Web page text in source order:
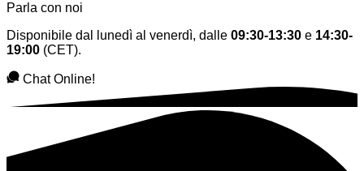
Parla con noi
Disponibile dal lunedì al venerdì, dalle 09:30-13:30 e 14:30-
19:00 (CET).
Chat Online!